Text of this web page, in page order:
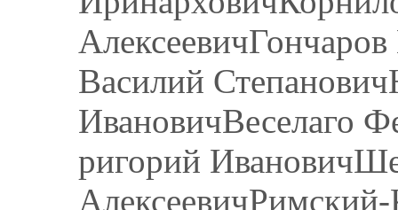
Василий
ИвановичВеселаго
ригорий